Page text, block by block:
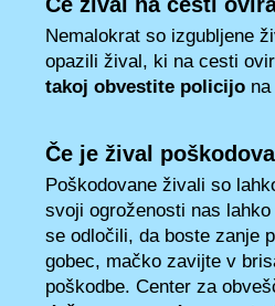
Nemalokrat so izgubljene
opazili žival, ki na cesti
takoj obvestite policijo
Če je žival
Poškodovane živali so
svoji ogroženosti nas
se odločili, da boste zanje
gobec, mačko zavijte v
poškodbe. Center za